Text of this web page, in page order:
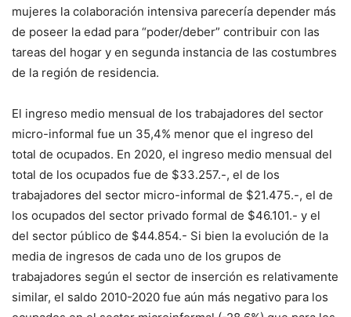
mujeres la colaboración intensiva parecería depender más
de poseer la edad para “poder/deber” contribuir con las
tareas del hogar y en segunda instancia de las costumbres
de la región de residencia.
El ingreso medio mensual de los trabajadores del sector
micro-informal fue un 35,4% menor que el ingreso del
total de ocupados. En 2020, el ingreso medio mensual del
total de los ocupados fue de $33.257.-, el de los
trabajadores del sector micro-informal de $21.475.-, el de
los ocupados del sector privado formal de $46.101.- y el
del sector público de $44.854.- Si bien la evolución de la
media de ingresos de cada uno de los grupos de
trabajadores según el sector de inserción es relativamente
similar, el saldo 2010-2020 fue aún más negativo para los